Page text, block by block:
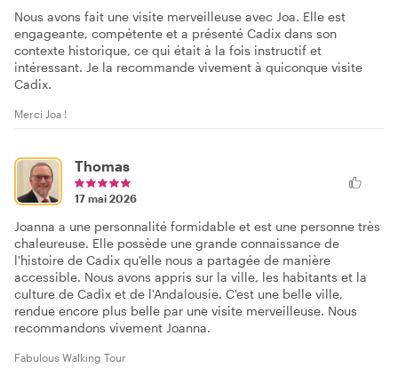
Nous avons fait une visite merveilleuse avec Joa. Elle est
engageante, compétente et a présenté Cadix dans son
contexte historique, ce qui était à la fois instructif et
intéressant. Je la recommande vivement à quiconque visite
Cadix.
Merci Joa !
Thomas
17 mai 2026
Joanna a une personnalité formidable et est une personne très
chaleureuse. Elle possède une grande connaissance de
l'histoire de Cadix qu'elle nous a partagée de manière
accessible. Nous avons appris sur la ville, les habitants et la
culture de Cadix et de l'Andalousie. C'est une belle ville,
rendue encore plus belle par une visite merveilleuse. Nous
recommandons vivement Joanna.
Fabulous Walking Tour